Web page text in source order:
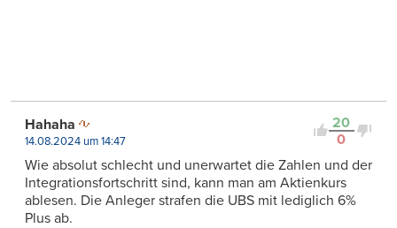
20
0
Hahaha
14.08.2024 um 14:47
Wie absolut schlecht und unerwartet die Zahlen und der
Integrationsfortschritt sind, kann man am Aktienkurs
ablesen. Die Anleger strafen die UBS mit lediglich 6%
Plus ab.